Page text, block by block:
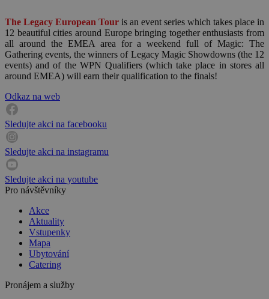
The Legacy European Tour is an event series which takes place in
12 beautiful cities around Europe bringing together enthusiasts from
all around the EMEA area for a weekend full of Magic: The
Gathering events, the winners of Legacy Magic Showdowns (the 12
events) and of the WPN Qualifiers (which take place in stores all
around EMEA) will earn their qualification to the finals!
Odkaz na web
Sledujte akci na facebooku
Sledujte akci na instagramu
Sledujte akci na youtube
Pro návštěvníky
Akce
Aktuality
Vstupenky
Mapa
Ubytování
Catering
Pronájem a služby